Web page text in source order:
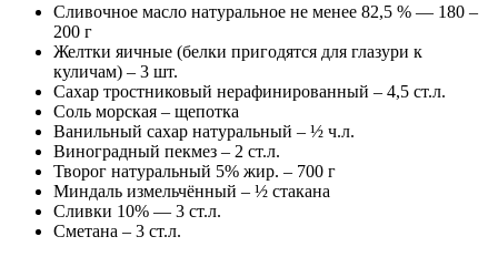
Сливочное масло натуральное не менее 82,5 % — 180 –
200 г
Желтки яичные (белки пригодятся для глазури к
куличам) – 3 шт.
Сахар тростниковый нерафинированный – 4,5 ст.л.
Соль морская – щепотка
Ванильный сахар натуральный – ½ ч.л.
Виноградный пекмез – 2 ст.л.
Творог натуральный 5% жир. – 700 г
Миндаль измельчённый – ½ стакана
Сливки 10% — 3 ст.л.
Сметана – 3 ст.л.